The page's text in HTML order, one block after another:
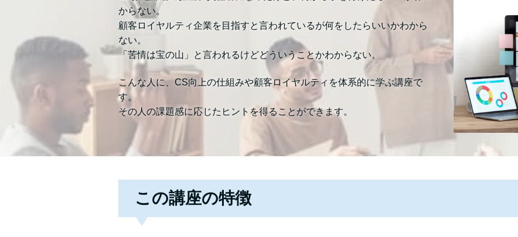
からない。
顧客ロイヤルティ企業を目指すと言われているが何をしたらいいかわから
ない。
「苦情は宝の山」と言われるけどどういうことかわからない。
こんな人に、CS向上の仕組みや顧客ロイヤルティを体系的に学ぶ講座で
す。
その人の課題感に応じたヒントを得ることができます。
この講座の特徴